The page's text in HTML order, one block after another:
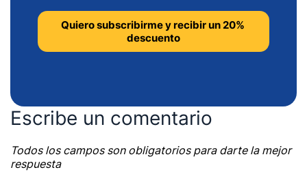
Escribe un comentario
Todos los campos son obligatorios para darte la mejor
respuesta